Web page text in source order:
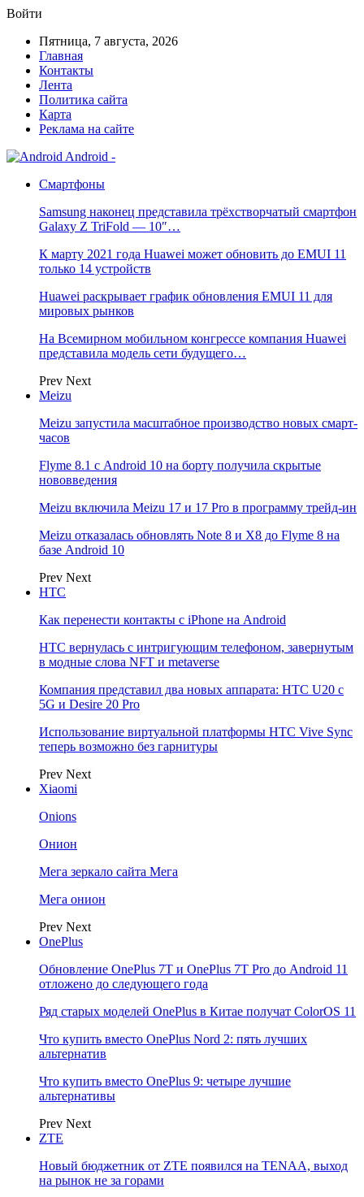
Войти
Пятница, 7 августа, 2026
Главная
Контакты
Лента
Политика сайта
Карта
Реклама на сайте
Android -
Смартфоны
Samsung наконец представила трёхстворчатый смартфон
Galaxy Z TriFold — 10″…
К марту 2021 года Huawei может обновить до EMUI 11
только 14 устройств
Huawei раскрывает график обновления EMUI 11 для
мировых рынков
На Всемирном мобильном конгрессе компания Huawei
представила модель сети будущего…
Prev Next
Meizu
Meizu запустила масштабное производство новых смарт-
часов
Flyme 8.1 с Android 10 на борту получила скрытые
нововведения
Meizu включила Meizu 17 и 17 Pro в программу трейд-ин
Meizu отказалась обновлять Note 8 и X8 до Flyme 8 на
базе Android 10
Prev Next
НТС
Как перенести контакты с iPhone на Android
HTC вернулась с интригующим телефоном, завернутым
в модные слова NFT и metaverse
Компания представил два новых аппарата: HTC U20 с
5G и Desire 20 Pro
Использование виртуальной платформы HTC Vive Sync
теперь возможно без гарнитуры
Prev Next
Xiaomi
Onions
Онион
Мега зеркало сайта Мега
Мега онион
Prev Next
OnePlus
Обновление OnePlus 7T и OnePlus 7T Pro до Android 11
отложено до следующего года
Ряд старых моделей OnePlus в Китае получат ColorOS 11
Что купить вместо OnePlus Nord 2: пять лучших
альтернатив
Что купить вместо OnePlus 9: четыре лучшие
альтернативы
Prev Next
ZTE
Новый бюджетник от ZTE появился на TENAA, выход
на рынок не за горами